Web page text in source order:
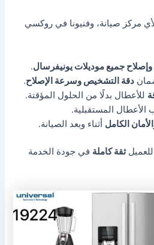
مركز صيانة، وفنيونا في روكسي
جميع موديلات يونيفرسال.
دقة التشخيص وسرعة الإصلاح.
للأعطال بدلًا من الحلول المؤقتة.
الأعطال المستقبلية.
الكامل أثناء وبعد الصيانة.
ثقة كاملة في جودة الخدمة